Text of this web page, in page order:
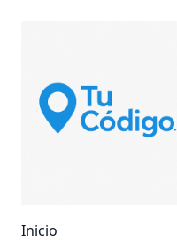
Inicio